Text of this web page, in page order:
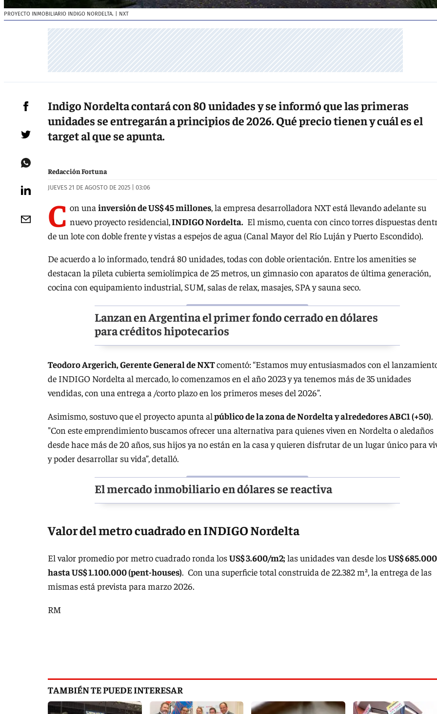
PROYECTO INMOBILIARIO INDIGO NORDELTA. | NXT
Indigo Nordelta contará con 80 unidades y se informó que las primeras
unidades se entregarán a principios de 2026. Qué precio tienen y cuál es el
target al que se apunta.
Redacción Fortuna
JUEVES 21 DE AGOSTO DE 2025 | 03:06
C on una inversión de US$ 45 millones, la empresa desarrolladora NXT está llevando adelante su
nuevo proyecto residencial,INDIGO Nordelta. El mismo, cuenta con cinco torres dispuestas
de un lote con doble frente y vistas a espejos de agua (Canal Mayor del Río Luján y Puerto Escondido).
De acuerdo a lo informado, tendrá 80 unidades, todas con doble orientación. Entre los amenities se
destacan la pileta cubierta semiolímpica de 25 metros, un gimnasio con aparatos de última generación,
cocina con equipamiento industrial, SUM, salas de relax, masajes, SPA y sauna seco.
Lanzan en Argentina el primer fondo cerrado en dólares
para créditos hipotecarios
Teodoro Argerich, Gerente General de NXTcomentó:“Estamos muy entusiasmados con el
de INDIGO Nordelta al mercado, lo comenzamos en el año 2023 y ya tenemos más de 35 unidades
vendidas, con una entrega a /corto plazo en los primeros meses del 2026”.
Asimismo, sostuvo que el proyecto apunta alpúblico de la zona de Nordelta y alrededores ABC1 (+50).
"Con este emprendimiento buscamos ofrecer una alternativa para quienes viven en Nordelta o aledaños
desde hace más de 20 años, sus hijos ya no están en la casa y quieren disfrutar de un lugar único para
y poder desarrollar su vida”, detalló.
El mercado inmobiliario en dólares se reactiva
Valor del metro cuadrado en INDIGO Nordelta
El valor promedio por metro cuadrado ronda losUS$ 3.600/m2;las unidades van desde losUS$ 685.000
hasta US$ 1.100.000 (pent-houses). Con una superficie total construida de 22.382 m², la entrega de las
mismas está prevista para marzo 2026.
RM
TAMBIÉN TE PUEDE INTERESAR